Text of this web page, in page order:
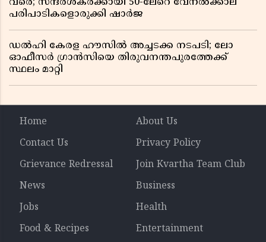
പരിപാടികളൊരുക്കി ഷാർജ
ഡൽഹി കേരള ഹൗസിൽ അച്ചടക്ക നടപടി; ലോ
ഓഫീസർ ഗ്രാൻസിയെ തിരുവനന്തപുരത്തേക്ക്
സ്ഥലം മാറ്റി
Home
About Us
Contact Us
Privacy Policy
Grievance Redressal
Join Kvartha Team Club
News
Business
Jobs
Health
Food & Recipes
Entertainment